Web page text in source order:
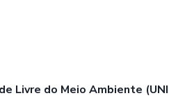
Livre do Meio Ambiente